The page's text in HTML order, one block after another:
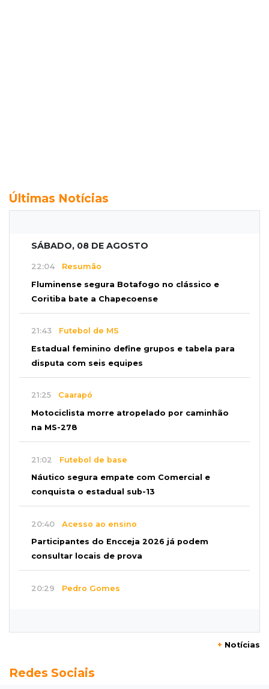
Últimas Notícias
SÁBADO, 08 DE AGOSTO
22:04 Resumão
Fluminense segura Botafogo no clássico e
Coritiba bate a Chapecoense
21:43 Futebol de MS
Estadual feminino define grupos e tabela para
disputa com seis equipes
21:25 Caarapó
Motociclista morre atropelado por caminhão
na MS-278
21:02 Futebol de base
Náutico segura empate com Comercial e
conquista o estadual sub-13
20:40 Acesso ao ensino
Participantes do Encceja 2026 já podem
consultar locais de prova
20:29 Pedro Gomes
Pantanal treina em Goiânia antes de jogo que
+ Notícias
Redes Sociais